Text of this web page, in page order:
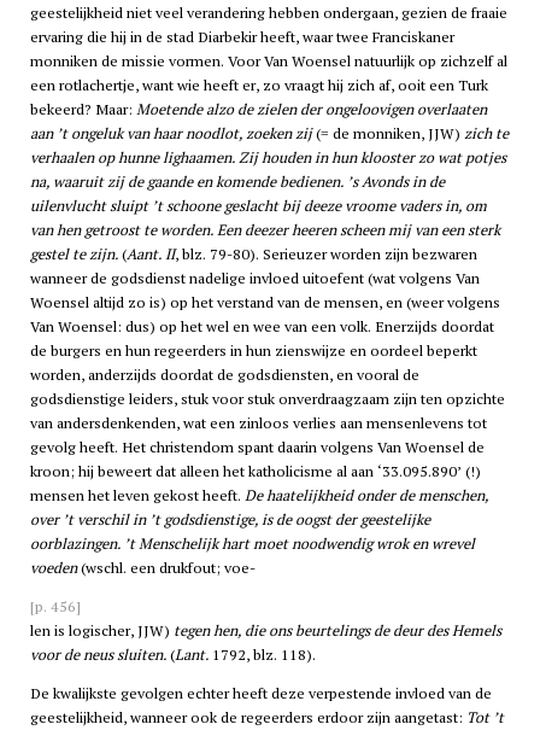
geestelijkheid niet veel verandering hebben ondergaan, gezien de fraaie
ervaring die hij in de stad Diarbekir heeft, waar twee Franciskaner
monniken de missie vormen. Voor Van Woensel natuurlijk op zichzelf al
een rotlachertje, want wie heeft er, zo vraagt hij zich af, ooit een Turk
bekeerd? Maar: Moetende alzo de zielen der ongeloovigen overlaaten
aan ’t ongeluk van haar noodlot, zoeken zij(= de monniken, JJW) zich te
verhaalen op hunne lighaamen. Zij houden in hun klooster zo wat potjes
na, waaruit zij de gaande en komende bedienen. ’s Avonds in de
uilenvlucht sluipt ’t schoone geslacht bij deeze vroome vaders in, om
van hen getroost te worden. Een deezer heeren scheen mij van een sterk
gestel te zijn.(Aant. II, blz. 79-80). Serieuzer worden zijn bezwaren
wanneer de godsdienst nadelige invloed uitoefent (wat volgens Van
Woensel altijd zo is) op het verstand van de mensen, en (weer volgens
Van Woensel: dus) op het wel en wee van een volk. Enerzijds doordat
de burgers en hun regeerders in hun zienswijze en oordeel beperkt
worden, anderzijds doordat de godsdiensten, en vooral de
godsdienstige leiders, stuk voor stuk onverdraagzaam zijn ten opzichte
van andersdenkenden, wat een zinloos verlies aan mensenlevens tot
gevolg heeft. Het christendom spant daarin volgens Van Woensel de
kroon; hij beweert dat alleen het katholicisme al aan ‘33.095.890’ (!)
mensen het leven gekost heeft. De haatelijkheid onder de menschen,
over ’t verschil in ’t godsdienstige, is de oogst der geestelijke
oorblazingen. ’t Menschelijk hart moet noodwendig wrok en wrevel
voeden(wschl. een drukfout; voe-
[p. 456]
len is logischer, JJW) tegen hen, die ons beurtelings de deur des Hemels
voor de neus sluiten.(Lant.1792, blz. 118).
De kwalijkste gevolgen echter heeft deze verpestende invloed van de
geestelijkheid, wanneer ook de regeerders erdoor zijn aangetast: Tot ’t